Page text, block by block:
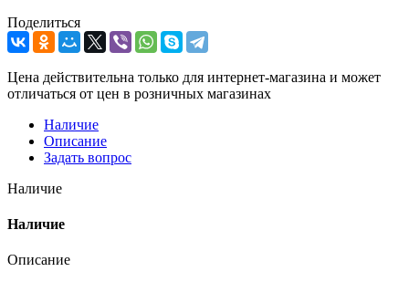
Поделиться
Цена действительна только для интернет-магазина и может
отличаться от цен в розничных магазинах
Наличие
Описание
Задать вопрос
Наличие
Наличие
Описание